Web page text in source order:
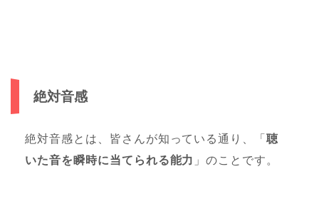
絶対音感
絶対音感とは、皆さんが知っている通り、「聴
いた音を瞬時に当てられる能力 」のことです。